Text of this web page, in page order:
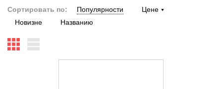
Сортировать по: Популярности
Цене
Новизне
Названию